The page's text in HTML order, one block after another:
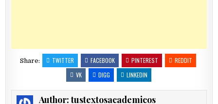
Share: TWITTER FACEBOOK PINTEREST
REDDIT
VK
DIGG LINKEDIN
Author:tustextosacademicos